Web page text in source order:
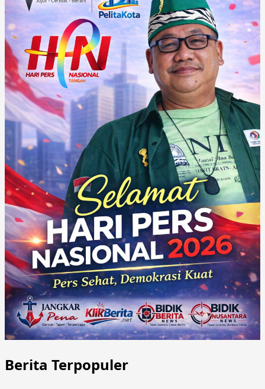
Berita Terpopuler